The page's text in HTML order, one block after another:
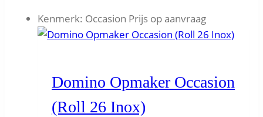
Kenmerk: Occasion Prijs op aanvraag
Domino Opmaker Occasion
(Roll 26 Inox)